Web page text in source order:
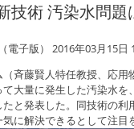
技術 汚染水問題
電子版） 2016年03月15日
斉藤賢人特任教授、応用
大量に発生した汚染水を
と発表した。同技術の利
に解決できるとして注目